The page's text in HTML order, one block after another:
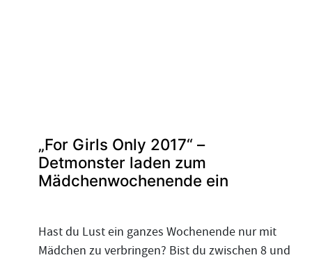
„For Girls Only 2017“ –
Detmonster laden zum
Mädchenwochenende ein
Hast du Lust ein ganzes Wochenende nur mit
Mädchen zu verbringen? Bist du zwischen 8 und